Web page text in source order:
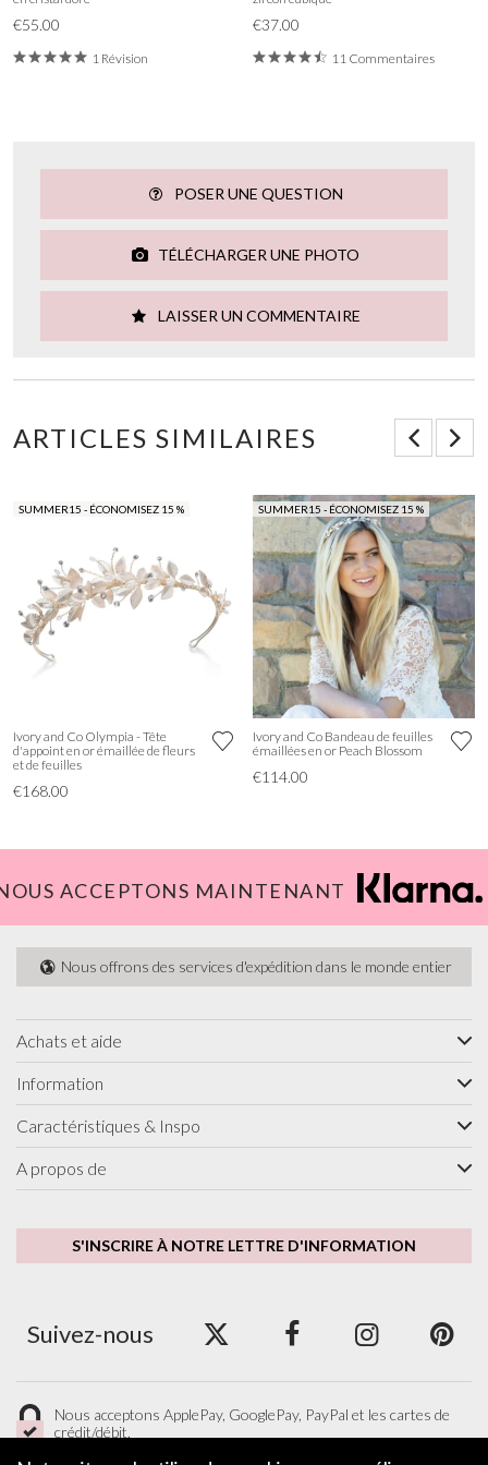
€55.00
1 Révision
€37.00
11 Commentaires
POSER UNE QUESTION
TÉLÉCHARGER UNE PHOTO
LAISSER UN COMMENTAIRE
ARTICLES SIMILAIRES
SUMMER15 - ÉCONOMISEZ 15 %
Ivory and Co Olympia - Tête
d'appoint en or émaillée de fleurs
et de feuilles
€168.00
SUMMER15 - ÉCONOMISEZ 15 %
Ivory and Co Bandeau de feuilles
émaillées en or Peach Blossom
€114.00
ACCEPTONS MAINTENANT
Nous offrons des services d'expédition dans le monde entier
Achats et aide
Information
Caractéristiques & Inspo
A propos de
S'INSCRIRE À NOTRE LETTRE D'INFORMATION
Suivez-nous
Nous acceptons ApplePay, GooglePay, PayPal et les cartes de
crédit/débit.